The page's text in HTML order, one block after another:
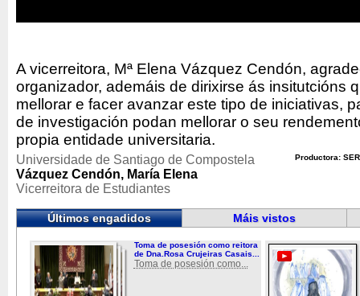
A vicerreitora, Mª Elena Vázquez Cendón,
organizador, ademáis de dirixirse ás insitutcións
mellorar e facer avanzar este tipo de iniciativas,
de investigación podan mellorar o seu
propia entidade universitaria.
Productora:
Universidade de Santiago de Compostela
Vázquez Cendón, María Elena
Vicerreitora de Estudiantes
Últimos engadidos Máis vistos
Toma de posesión como reitora
de Dna.Rosa Crujeiras Casais...
Toma de posesión como...